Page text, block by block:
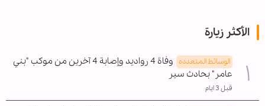
الأكثر زيارة
الوسائط المتعدده
وفاة 4 رواديد وإصابة 4 آخرين من موكب "بني
عامر" بحادث سير
قبل 3 ايام